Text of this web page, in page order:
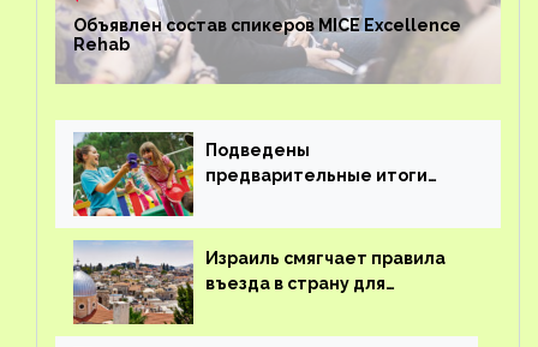
Объявлен состав спикеров MICE Excellence
Rehab
Подведены
предварительные итоги
Израиль смягчает правила
въезда в страну для